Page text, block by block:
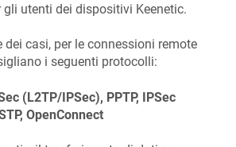
utenti dei dispositivi Keenetic.
dei casi, per le connessioni remote
i seguenti protocolli:
(L2TP/IPSec), PPTP, IPSec
OpenConnect